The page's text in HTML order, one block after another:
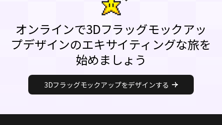
オンラインで3Dフラッグモックアッ
プデザインのエキサイティングな旅を
始めましょう
3Dフラッグモックアップをデザインする